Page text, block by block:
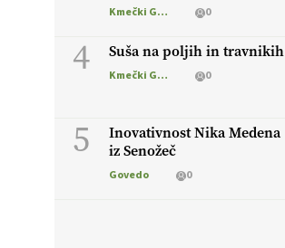
Kmečki Glas 0
4 Suša na poljih in travnikih
Kmečki Glas 0
5
Inovativnost Nika Medena
iz Senožeč
Govedo 0